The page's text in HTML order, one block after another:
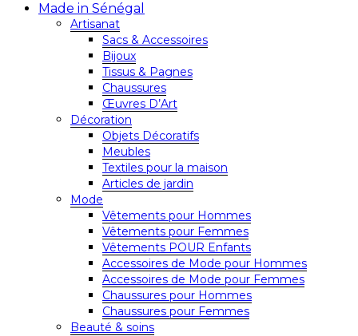
Made in Sénégal
Artisanat
Sacs & Accessoires
Bijoux
Tissus & Pagnes
Chaussures
Œuvres D’Art
Décoration
Objets Décoratifs
Meubles
Textiles pour la maison
Articles de jardin
Mode
Vêtements pour Hommes
Vêtements pour Femmes
Vêtements POUR Enfants
Accessoires de Mode pour Hommes
Accessoires de Mode pour Femmes
Chaussures pour Hommes
Chaussures pour Femmes
Beauté & soins